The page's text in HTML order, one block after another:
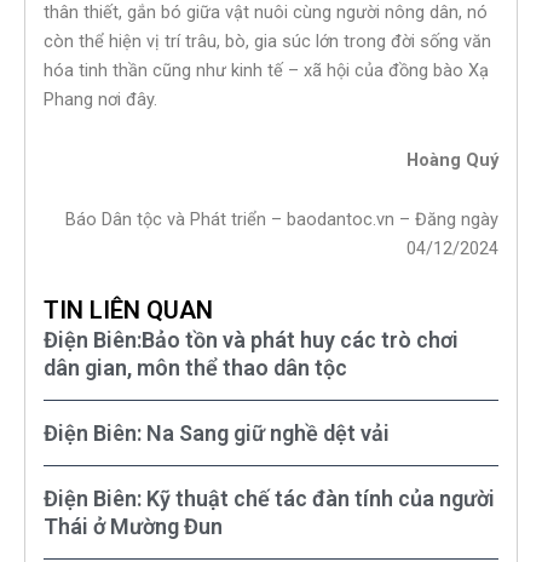
thân thiết, gắn bó giữa vật nuôi cùng người nông dân, nó
còn thể hiện vị trí trâu, bò, gia súc lớn trong đời sống văn
hóa tinh thần cũng như kinh tế – xã hội của đồng bào Xạ
Phang nơi đây.
Hoàng Quý
Báo Dân tộc và Phát triển – baodantoc.vn – Đăng ngày
04/12/2024
TIN LIÊN QUAN
Điện Biên:Bảo tồn và phát huy các trò chơi
dân gian, môn thể thao dân tộc
Điện Biên: Na Sang giữ nghề dệt vải
Điện Biên: Kỹ thuật chế tác đàn tính của người
Thái ở Mường Đun